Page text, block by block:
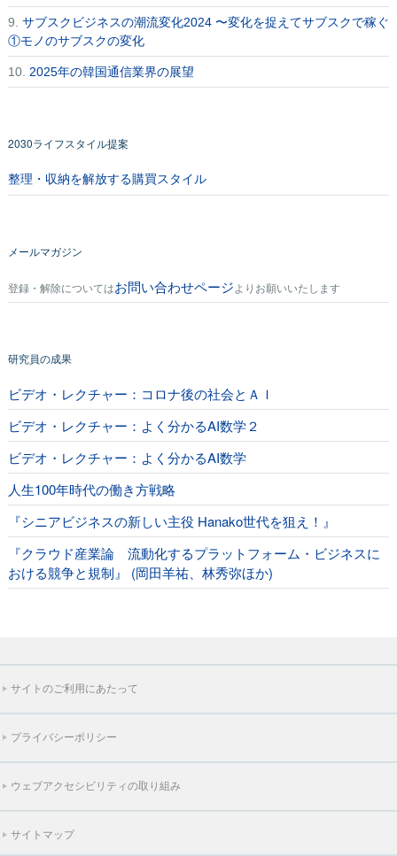
9. サブスクビジネスの潮流変化2024 〜変化を捉えてサブスクで稼ぐ
①モノのサブスクの変化
10. 2025年の韓国通信業界の展望
2030ライフスタイル提案
整理・収納を解放する購買スタイル
メールマガジン
登録・解除についてはお問い合わせページ よりお願いいたします
研究員の成果
ビデオ・レクチャー：コロナ後の社会とＡＩ
ビデオ・レクチャー：よく分かるAI数学２
ビデオ・レクチャー：よく分かるAI数学
人生100年時代の働き方戦略
『シニアビジネスの新しい主役 Hanako世代を狙え！』
『クラウド産業論 流動化するプラットフォーム・ビジネスに
おける競争と規制』 (岡田羊祐、林秀弥ほか)
サイトのご利用にあたって
プライバシーポリシー
ウェブアクセシビリティの取り組み
サイトマップ